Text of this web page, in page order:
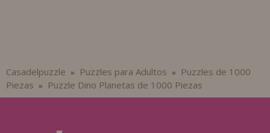
Casadelpuzzle » Puzzles para Adultos »
Puzzles de 1000
Piezas » Puzzle Dino Planetas de 1000 Piezas